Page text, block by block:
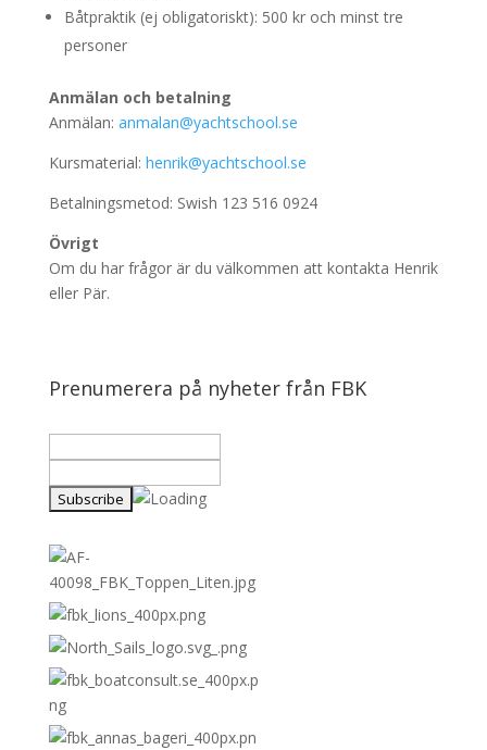
Båtpraktik (ej obligatoriskt): 500 kr och minst tre
personer
Anmälan och betalning
Anmälan: anmalan@yachtschool.se
Kursmaterial: henrik@yachtschool.se
Betalningsmetod: Swish 123 516 0924
Övrigt
Om du har frågor är du välkommen att kontakta Henrik
eller Pär.
Prenumerera på nyheter från FBK